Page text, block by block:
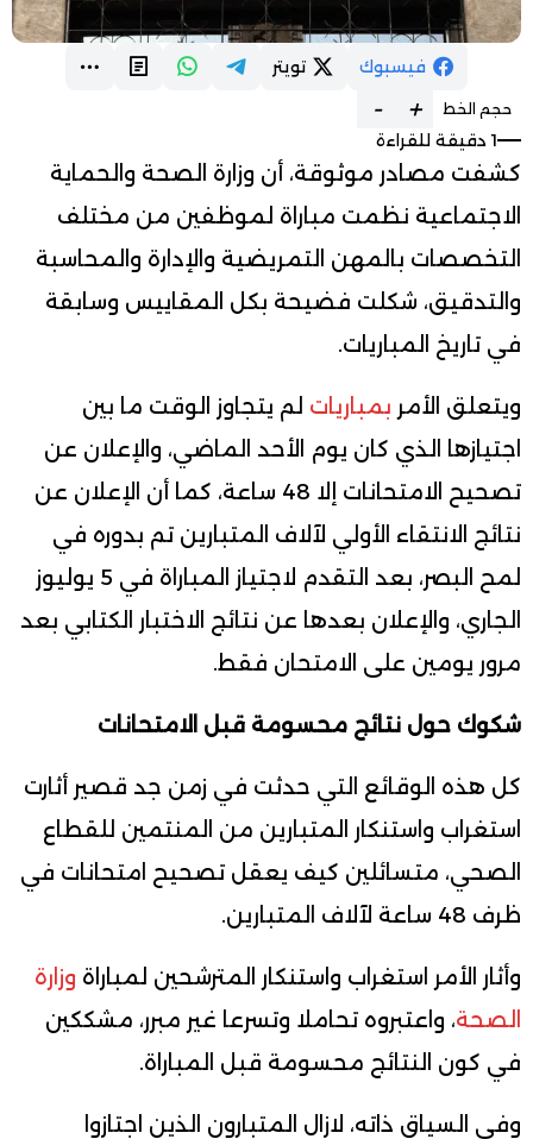
فيسبوك تويتر
حجم الخط +
-
1 دقيقة للقراءة
كشفت مصادر موثوقة، أن وزارة الصحة والحماية
الاجتماعية نظمت مباراة لموظفين من مختلف
التخصصات بالمهن التمريضية والإدارة والمحاسبة
والتدقيق، شكلت فضيحة بكل المقاييس وسابقة
في تاريخ المباريات.
ويتعلق الأمر بمباريات لم يتجاوز الوقت ما بين
اجتيازها الذي كان يوم الأحد الماضي، والإعلان عن
تصحيح الامتحانات إلا 48 ساعة، كما أن الإعلان عن
نتائج الانتقاء الأولي لآلاف المتبارين تم بدوره في
لمح البصر، بعد التقدم لاجتياز المباراة في 5 يوليوز
الجاري، والإعلان بعدها عن نتائج الاختبار الكتابي بعد
مرور يومين على الامتحان فقط.
شكوك حول نتائج محسومة قبل الامتحانات
كل هذه الوقائع التي حدثت في زمن جد قصير أثارت
استغراب واستنكار المتبارين من المنتمين للقطاع
الصحي، متسائلين كيف يعقل تصحيح امتحانات في
ظرف 48 ساعة لآلاف المتبارين.
وأثار الأمر استغراب واستنكار المترشحين لمباراة وزارة
الصحة، واعتبروه تحاملا وتسرعا غير مبرر، مشككين
في كون النتائج محسومة قبل المباراة.
وفي السياق ذاته، لازال المتبارون الذين اجتازوا